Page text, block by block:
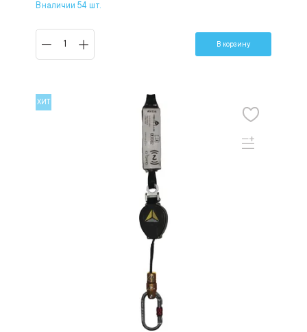
В наличии 54 шт.
В корзину
ХИТ